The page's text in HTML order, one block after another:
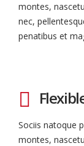
montes,
nec,
penatibus et
Sociis natoque
montes,